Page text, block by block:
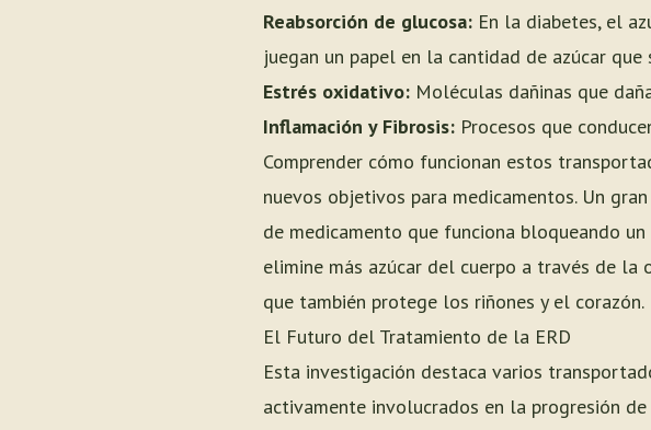
Reabsorción de glucosa: En la diabetes, el
juegan un papel en la cantidad de azúcar que
Estrés oxidativo: Moléculas dañinas que
Inflamación y Fibrosis: Procesos que
Comprender cómo funcionan estos
nuevos objetivos para medicamentos. Un
de medicamento que funciona bloqueando
elimine más azúcar del cuerpo a través de la
que también protege los riñones y el corazón.
El Futuro del Tratamiento de la ERD
Esta investigación destaca varios
activamente involucrados en la progresión